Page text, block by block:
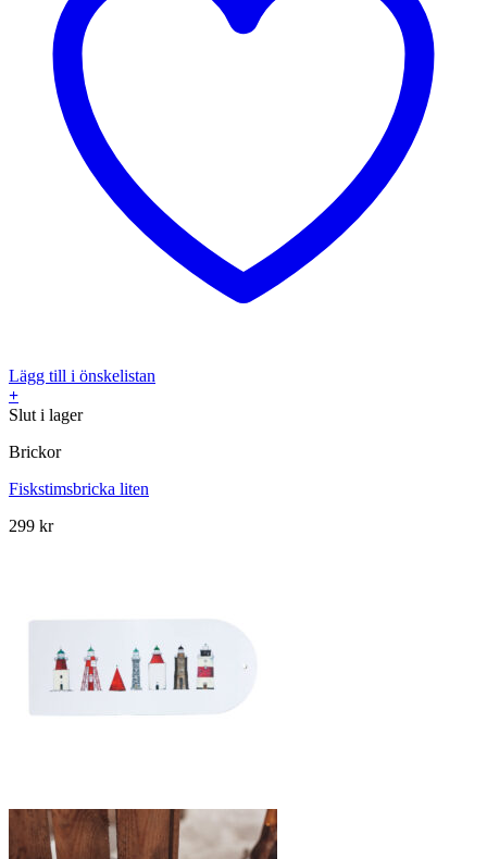
Lägg till i önskelistan
+
Slut i lager
Brickor
Fiskstimsbricka liten
299 kr